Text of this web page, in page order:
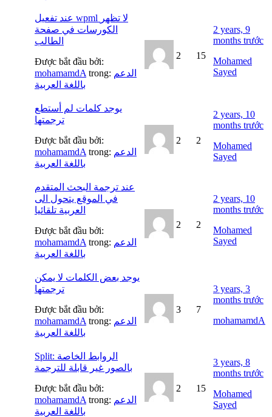
عند تفعيل wpml لا تظهر
الكورسات في صفحة
الطالب
Được bắt đầu bởi:
mohamamdA trong: الدعم
باللغة العربية
2 15
2 years, 9
months trước
Mohamed
Sayed
يوجد كلمات لم أستطع
ترجمتها
Được bắt đầu bởi:
mohamamdA trong: الدعم
باللغة العربية
2 2
2 years, 10
months trước
Mohamed
Sayed
عند ترجمة البحث المتقدم
في الموقع يتحول الى
العربية تلقائيا
Được bắt đầu bởi:
mohamamdA trong: الدعم
باللغة العربية
2 2
2 years, 10
months trước
Mohamed
Sayed
يوجد بعض الكلمات لا يمكن
ترجمتها
Được bắt đầu bởi:
mohamamdA trong: الدعم
باللغة العربية
3 7
3 years, 3
months trước
mohamamdA
Split: الروابط الخاصة
بالصور غير قابلة للترجمة
Được bắt đầu bởi:
mohamamdA trong: الدعم
باللغة العربية
2 15
3 years, 8
months trước
Mohamed
Sayed